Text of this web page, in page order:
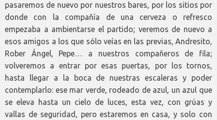
pasaremos de nuevo por nuestros bares, por los sitios por
donde con la compañía de una cerveza o refresco
empezaba a ambientarse el partido; veremos de nuevo a
esos amigos a los que sólo veías en las previas, Andresito,
Rober Ángel, Pepe… a nuestros compañeros de fila;
volveremos a entrar por esas puertas, por los tornos,
hasta llegar a la boca de nuestras escaleras y poder
contemplarlo: ese mar verde, rodeado de azul, un azul que
se eleva hasta un cielo de luces, esta vez, con grúas y
vallas de seguridad, pero estaremos en casa, y solo con